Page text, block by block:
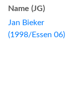
Name (JG)
Jan Bieker
(1998/Essen 06)